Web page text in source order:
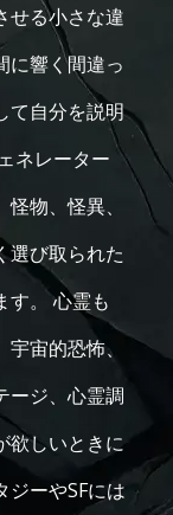
せる小さな違
に響く間違っ
て自分を説明
ネレーター
物、怪異、
選び取られた
す。 心霊も
宙的恐怖、
ージ、心霊調
欲しいときに
ーやSFには